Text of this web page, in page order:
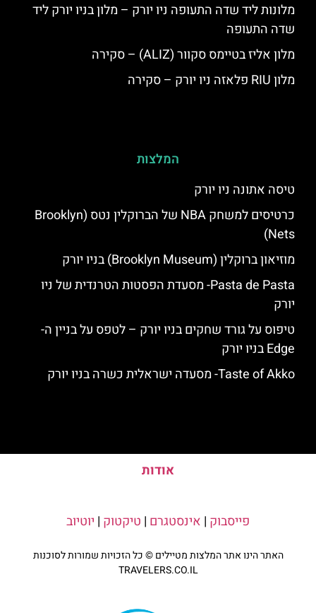
מלונות ליד שדה התעופה ניו יורק – מלון בניו יורק ליד
שדה התעופה
מלון אליז בטיימס סקוור (ALIZ) – סקירה
מלון RIU פלאזה ניו יורק – סקירה
המלצות
טיסה אתונה ניו יורק
כרטיסים למשחק NBA של הברוקלין נטס (Brooklyn
Nets)
מוזיאון ברוקלין (Brooklyn Museum) בניו יורק
Pasta de Pasta- מסעדת הפסטות הטרנדית של ניו
יורק
טיפוס על גורד שחקים בניו יורק – לטפס על בניין ה-
Edge בניו יורק
Taste of Akko- מסעדה ישראלית כשרה בניו יורק
אודות
פייסבוק | אינסטגרם | טיקטוק | יוטיוב
האתר הינו אתר המלצות מטיילים © כל הזכויות שמורות לסוכנות
TRAVELERS.CO.IL